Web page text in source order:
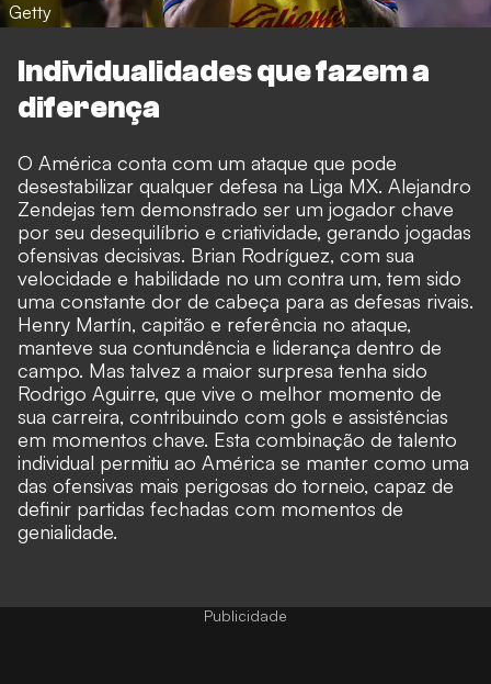
Getty
Individualidades que fazem a
diferença
O América conta com um ataque que pode
desestabilizar qualquer defesa na Liga MX. Alejandro
Zendejas tem demonstrado ser um jogador chave
por seu desequilíbrio e criatividade, gerando jogadas
ofensivas decisivas. Brian Rodríguez, com sua
velocidade e habilidade no um contra um, tem sido
uma constante dor de cabeça para as defesas rivais.
Henry Martín, capitão e referência no ataque,
manteve sua contundência e liderança dentro de
campo. Mas talvez a maior surpresa tenha sido
Rodrigo Aguirre, que vive o melhor momento de
sua carreira, contribuindo com gols e assistências
em momentos chave. Esta combinação de talento
individual permitiu ao América se manter como uma
das ofensivas mais perigosas do torneio, capaz de
definir partidas fechadas com momentos de
genialidade.